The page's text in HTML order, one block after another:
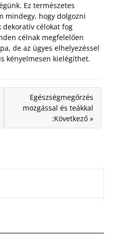
Ez természetes
mindegy, hogy dolgozni
dekoratív célokat fog
célnak megfelelően
de az ügyes elhelyezéssel
kényelmesen kielégíthet.
Egészségmegőrzés
mozgással és teákkal
:Következő »